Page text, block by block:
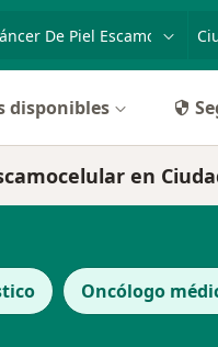
enfermedad op.
disponibles
en
Oncólogo